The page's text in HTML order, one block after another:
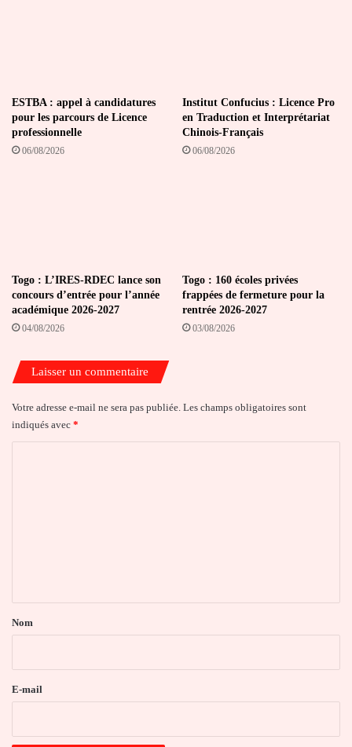
ESTBA : appel à candidatures
pour les parcours de Licence
professionnelle
06/08/2026
Institut Confucius : Licence Pro
en Traduction et Interprétariat
Chinois-Français
06/08/2026
Togo : L’IRES-RDEC lance son
concours d’entrée pour l’année
académique 2026-2027
04/08/2026
Togo : 160 écoles privées
frappées de fermeture pour la
rentrée 2026-2027
03/08/2026
Laisser un commentaire
Votre adresse e-mail ne sera pas publiée. Les champs obligatoires sont
indiqués avec *
a
e
Nom
E-mail